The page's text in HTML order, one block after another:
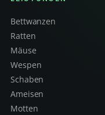
Bettwanzen
Ratten
Mäuse
Wespen
Schaben
Ameisen
Motten